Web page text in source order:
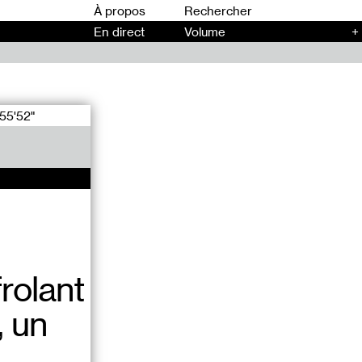
À propos
En direct
Volume +
un